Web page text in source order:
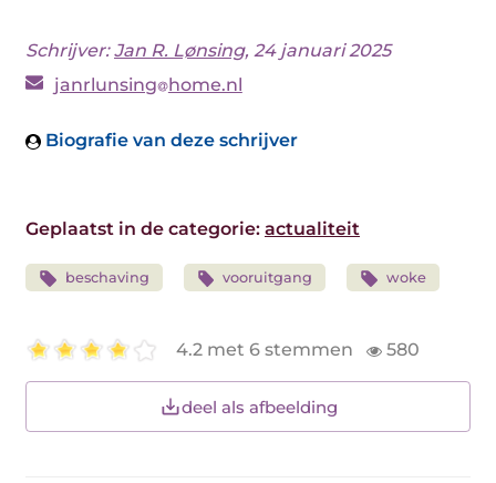
Schrijver:Jan R. Lønsing, 24 januari 2025
janrlunsing home.nl
Biografie van deze schrijver
Geplaatst in de categorie: actualiteit
beschaving vooruitgang woke
4.2 met 6 stemmen 580
deel als afbeelding